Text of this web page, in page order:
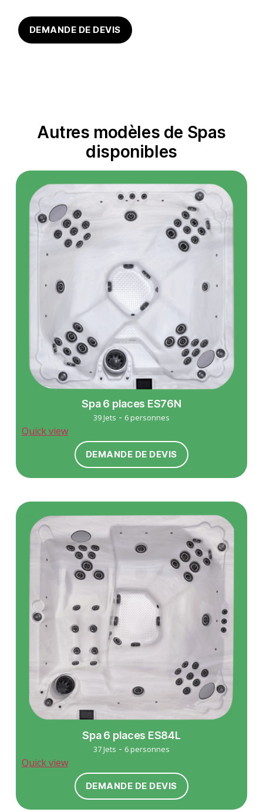
DEMANDE DE DEVIS
Autres modèles de Spas
disponibles
Spa 6 places ES76N
39 Jets - 6 personnes
Quick view
DEMANDE DE DEVIS
Spa 6 places ES84L
37 Jets - 6 personnes
Quick view
DEMANDE DE DEVIS